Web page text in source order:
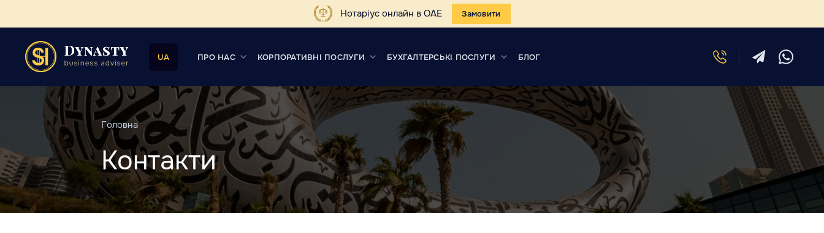
Нотаріус онлайн в ОАЕ Замовити
UA ПРО НАС КОРПОРАТИВНІ ПОСЛУГИ БУХГАЛТЕРСЬКІ ПОСЛУГИ БЛОГ
Головна
Контакти